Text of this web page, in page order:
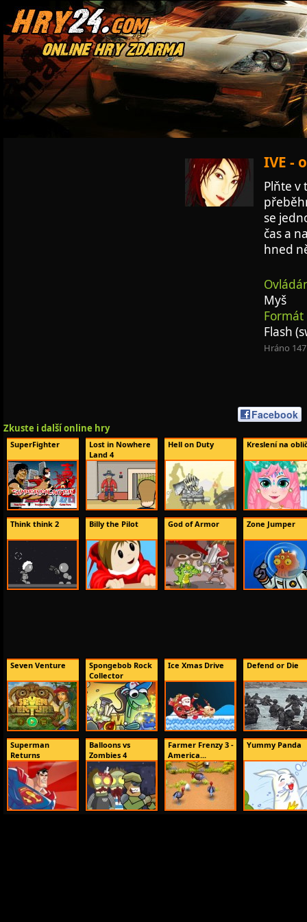
IVE -
Plňte v
se
čas a
hned
Myš
Flash
Hráno
Facebook
Zkuste i další online hry
SuperFighter
Lost in Nowhere
Land 4
Hell on Duty Kreslení na
Think think 2 Billy the Pilot God of Armor Zone Jumper
Seven Venture
Spongebob Rock
Collector
Ice Xmas Drive Defend or Die
Superman
Returns
Balloons vs
Zombies 4
Farmer Frenzy 3 -
America...
Yummy Panda